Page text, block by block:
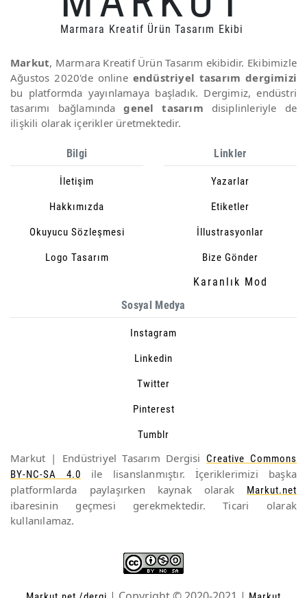
Marmara Kreatif Ürün Tasarım Ekibi
Markut, Marmara Kreatif Ürün Tasarım ekibidir. Ekibimizle
Ağustos 2020'de online endüstriyel tasarım dergimizi
bu platformda yayınlamaya başladık. Dergimiz, endüstri
tasarımı bağlamındagenel tasarım disiplinleriyle de
ilişkili olarak içerikler üretmektedir.
Bilgi
İletişim
Hakkımızda
Okuyucu Sözleşmesi
Logo Tasarım
Linkler
Yazarlar
Etiketler
İllustrasyonlar
Bize Gönder
Karanlık Mod
Sosyal Medya
Instagram
Linkedin
Twitter
Pinterest
Tumblr
Markut | Endüstriyel Tasarım Dergisi Creative Commons
BY-NC-SA 4.0
ile lisanslanmıştır. İçeriklerimizi başka
platformlarda paylaşırken kaynak olarak
Markut.net
ibaresinin geçmesi gerekmektedir. Ticari olarak
kullanılamaz.